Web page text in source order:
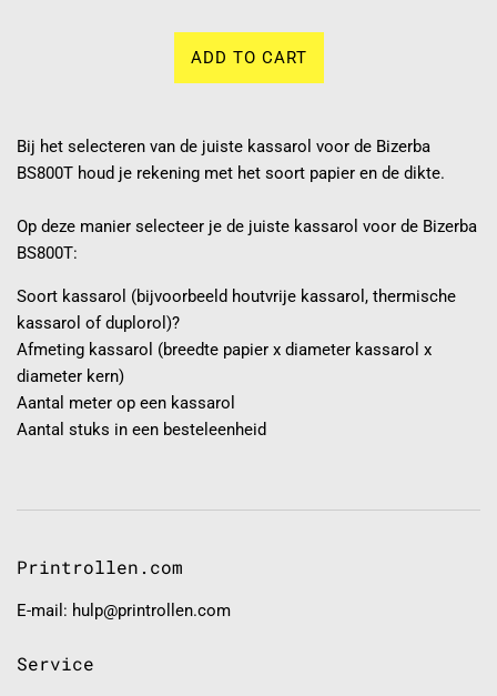
ADD TO CART
Bij het selecteren van de juiste kassarol voor de Bizerba
BS800T houd je rekening met het soort papier en de dikte.
Op deze manier selecteer je de juiste kassarol voor de Bizerba
BS800T:
Soort kassarol (bijvoorbeeld houtvrije kassarol, thermische
kassarol of duplorol)?
Afmeting kassarol (breedte papier x diameter kassarol x
diameter kern)
Aantal meter op een kassarol
Aantal stuks in een besteleenheid
Printrollen.com
E-mail: hulp@printrollen.com
Service